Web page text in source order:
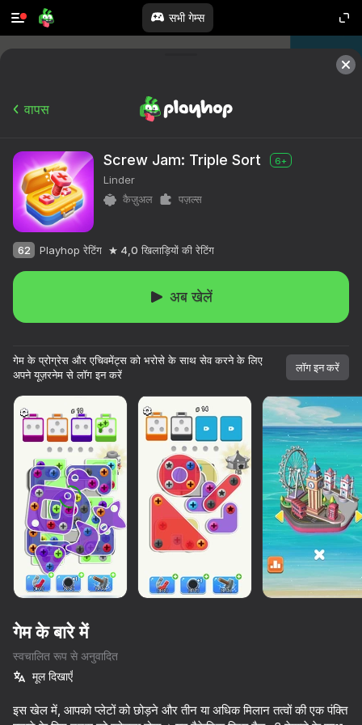
सभी गेम्स
सभी मुफ्त। सभी आपके।
Water Match: ASMR Water Sort
Pixel Flow: Color Blast
Unscrew Screws: Build Home
वापस
Screw Jam: Triple Sort 6+
Linder
कैज़ुअल
पज़ल्स
62 Playhop रेटिंग 4,0 खिलाड़ियों की रेटिंग
अब खेलें
गेम के प्रोग्रेस और एचिवमेंट्स को भरोसे के साथ सेव करने के लिए
अपने यूज़रनेम से लॉग इन करें
लॉग इन करें
गेम के बारे में
स्वचालित रूप से अनुवादित
मूल दिखाएँ
इस खेल में, आपको प्लेटों को छोड़ने और तीन या अधिक मिलान तत्वों की एक पंक्ति